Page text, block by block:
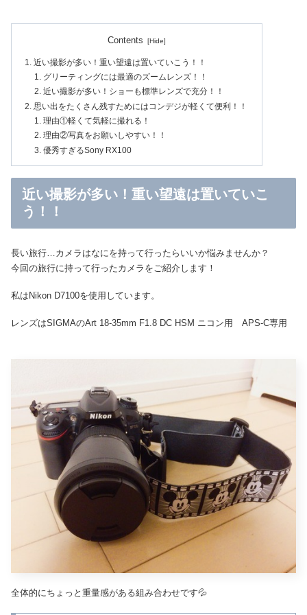
Contents
近い撮影が多い！重い望遠は置いていこう！！
グリーティングには最適のズームレンズ！！
近い撮影が多い！ショーも標準レンズで充分！！
思い出をたくさん残すためにはコンデジが軽くて便利！！
理由①軽くて気軽に撮れる！
理由②写真をお願いしやすい！！
優秀すぎるSony RX100
近い撮影が多い！重い望遠は置いていこ
う！！
長い旅行…カメラはなにを持って行ったらいいか悩みませんか？
今回の旅行に持って行ったカメラをご紹介します！
私はNikon D7100を使用しています。
レンズはSIGMAのArt 18-35mm F1.8 DC HSM ニコン用 APS-C専用
全体的にちょっと重量感がある組み合わせです💦